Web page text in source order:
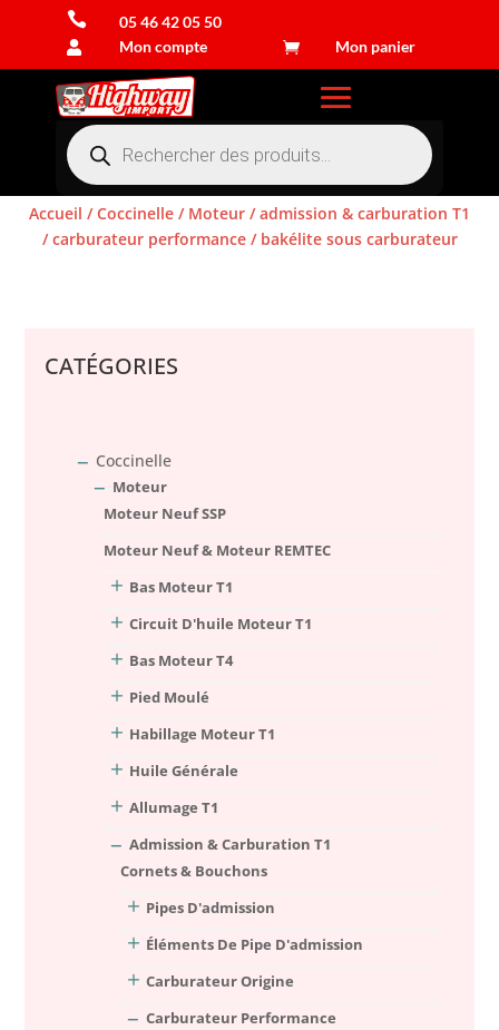
 05 46 42 05 50
 Mon compte  Mon panier
Recherche
de
produits
Accueil /Coccinelle / Moteur /admission & carburation T1
/carburateur performance/ bakélite sous carburateur
CATÉGORIES
Coccinelle
Moteur
Moteur Neuf SSP
Moteur Neuf & Moteur REMTEC
Bas Moteur T1
Circuit D'huile Moteur T1
Bas Moteur T4
Pied Moulé
Habillage Moteur T1
Huile Générale
Allumage T1
Admission & Carburation T1
Cornets & Bouchons
Pipes D'admission
Éléments De Pipe D'admission
Carburateur Origine
Carburateur Performance